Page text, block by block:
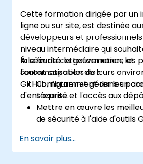
Utiliser les Pull Requests,
Releases ainsi que d'autres
essentiels de GitHub.
Effectuer des opérations
version basées sur Git et
l'environnement bash de
Créer des branches de
résoudre collectivement
défauts du projet.
Saisir et se familiariser
de Git et GitHub afin
pratiques de
Cette formation dirigée par un
ligne ou sur site, est destinée
développeurs et
niveau intermédiaire qui
la sécurité, la gouvernance et
l'automatisation de leurs
GitHub, notamment dans un
d'entreprise.
À la fin de cette formation, les
seront capables de :
Configurer et gérer les
sécurité et l'accès aux
Mettre en œuvre les
de sécurité à l'aide d'outils
Créer, réutiliser et maintenir
et flux de travail GitHub.
En savoir plus...